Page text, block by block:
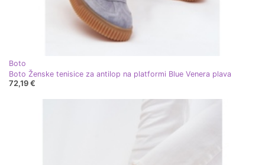
Boto
Boto Ženske tenisice za antilop na platformi Blue Venera plava
72,19 €